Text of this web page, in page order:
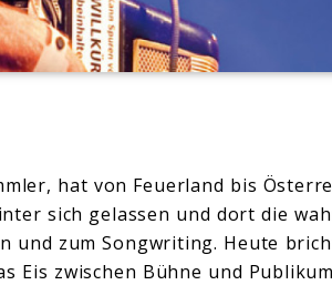
hat von Feuerland bis
sich gelassen und dort die
und zum Songwriting. Heute
Eis zwischen Bühne und